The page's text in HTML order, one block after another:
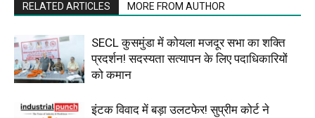
RELATED ARTICLES MORE FROM AUTHOR
SECL कुसमुंडा में कोयला मजदूर सभा का शक्ति
प्रदर्शन! सदस्यता सत्यापन के लिए पदाधिकारियों
को कमान
इंटक विवाद में बड़ा उलटफेर! सुप्रीम कोर्ट ने